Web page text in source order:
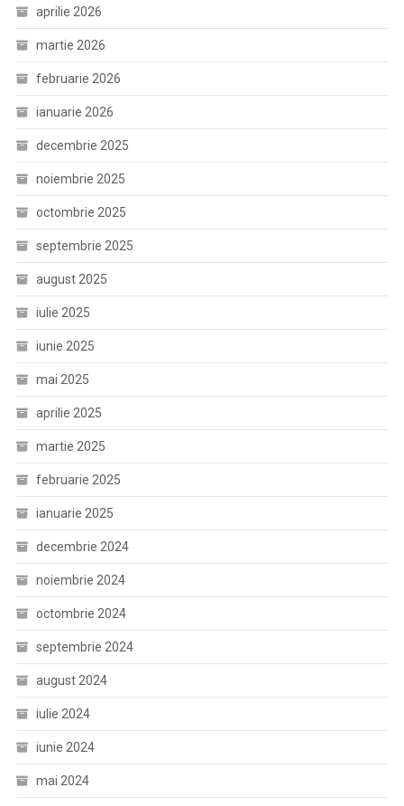
aprilie 2026
martie 2026
februarie 2026
ianuarie 2026
decembrie 2025
noiembrie 2025
octombrie 2025
septembrie 2025
august 2025
iulie 2025
iunie 2025
mai 2025
aprilie 2025
martie 2025
februarie 2025
ianuarie 2025
decembrie 2024
noiembrie 2024
octombrie 2024
septembrie 2024
august 2024
iulie 2024
iunie 2024
mai 2024